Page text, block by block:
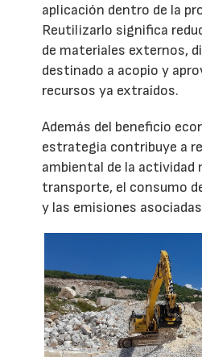
aplicación dentro de la
Reutilizarlo significa
de materiales externos,
destinado a acopio y
recursos ya extraídos.
Además del beneficio
estrategia contribuye a
ambiental de la actividad
transporte, el consumo
y las emisiones